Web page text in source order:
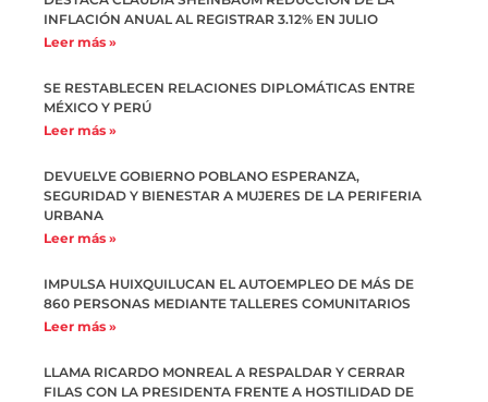
INFLACIÓN ANUAL AL REGISTRAR 3.12% EN JULIO
Leer más »
SE RESTABLECEN RELACIONES DIPLOMÁTICAS ENTRE
MÉXICO Y PERÚ
Leer más »
DEVUELVE GOBIERNO POBLANO ESPERANZA,
SEGURIDAD Y BIENESTAR A MUJERES DE LA PERIFERIA
URBANA
Leer más »
IMPULSA HUIXQUILUCAN EL AUTOEMPLEO DE MÁS DE
860 PERSONAS MEDIANTE TALLERES COMUNITARIOS
Leer más »
LLAMA RICARDO MONREAL A RESPALDAR Y CERRAR
FILAS CON LA PRESIDENTA FRENTE A HOSTILIDAD DE